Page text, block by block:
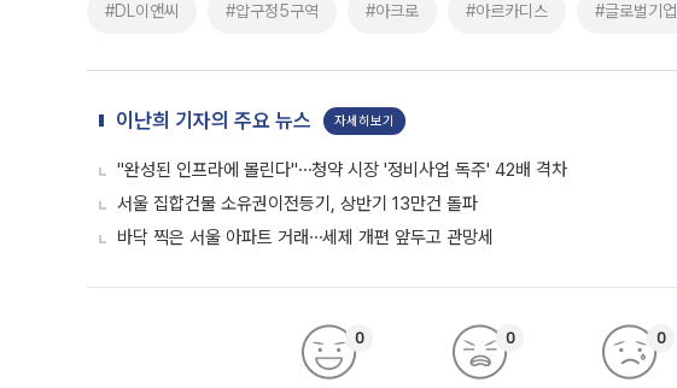
#DL이앤씨 #압구정5구역 #아크로 #아르카디스 #글로벌기업
이난희 기자의 주요 뉴스 자세히보기
"완성된 인프라에 몰린다"⋯청약 시장 '정비사업 독주' 42배 격차
서울 집합건물 소유권이전등기, 상반기 13만건 돌파
바닥 찍은 서울 아파트 거래⋯세제 개편 앞두고 관망세
0 0 0